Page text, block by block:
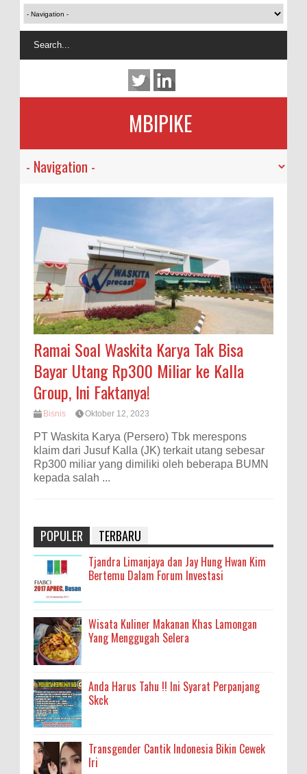
MBIPIKE
Ramai Soal Waskita Karya Tak Bisa
Bayar Utang Rp300 Miliar ke Kalla
Group, Ini Faktanya!
Bisnis Oktober 12, 2023
PT Waskita Karya (Persero) Tbk merespons
klaim dari Jusuf Kalla (JK) terkait utang sebesar
Rp300 miliar yang dimiliki oleh beberapa BUMN
kepada salah ...
POPULER TERBARU
Tjandra Limanjaya dan Jay Hung Hwan Kim
Bertemu Dalam Forum Investasi
Wisata Kuliner Makanan Khas Lamongan
Yang Menggugah Selera
Anda Harus Tahu !! Ini Syarat Perpanjang
Skck
Transgender Cantik Indonesia Bikin Cewek
Iri